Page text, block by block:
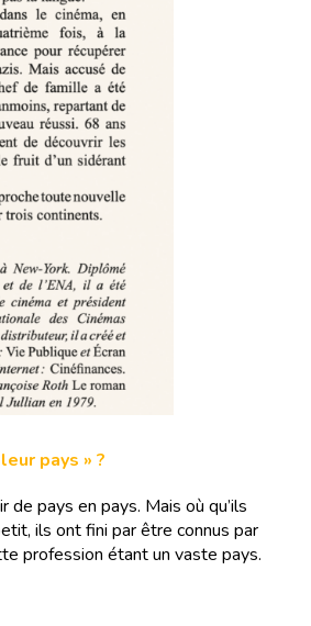
pays » ?
de pays en pays. Mais où qu’ils
ils ont fini par être connus par
profession étant un vaste pays.